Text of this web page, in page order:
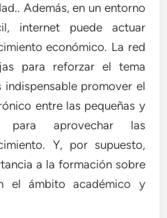
Además, en un entorno
internet puede actuar
económico. La red
para reforzar el tema
promover el
entre las pequeñas y
para aprovechar las
Y, por supuesto,
a la formación sobre
el ámbito académico y